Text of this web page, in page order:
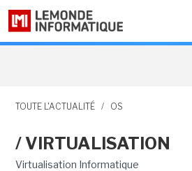
TOUTE L'ACTUALITÉ / OS
/ VIRTUALISATION
Virtualisation Informatique